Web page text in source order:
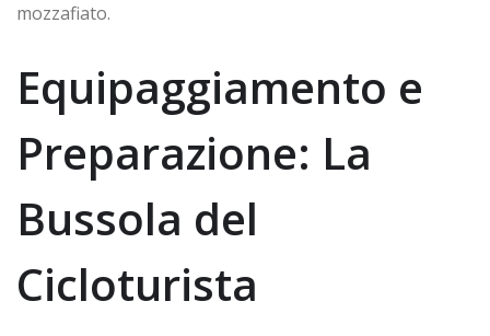
mozzafiato.
Equipaggiamento e
Preparazione: La
Bussola del
Cicloturista